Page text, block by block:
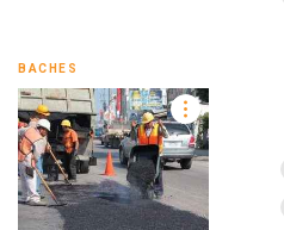
BACHES